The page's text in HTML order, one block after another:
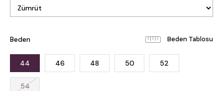
Beden Beden Tablosu
44 46 48 50 52
54